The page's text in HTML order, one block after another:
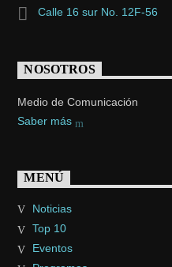
Calle 16 sur No. 12F-56
NOSOTROS
Medio de Comunicación
Saber más
MENÚ
Noticias
Top 10
Eventos